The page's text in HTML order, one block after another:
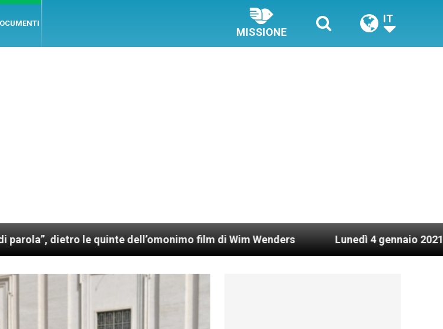
MISSIONE
IT
le quinte dell’omonimo film di Wim Wenders Lunedì 4 gennaio 2021: Possesso